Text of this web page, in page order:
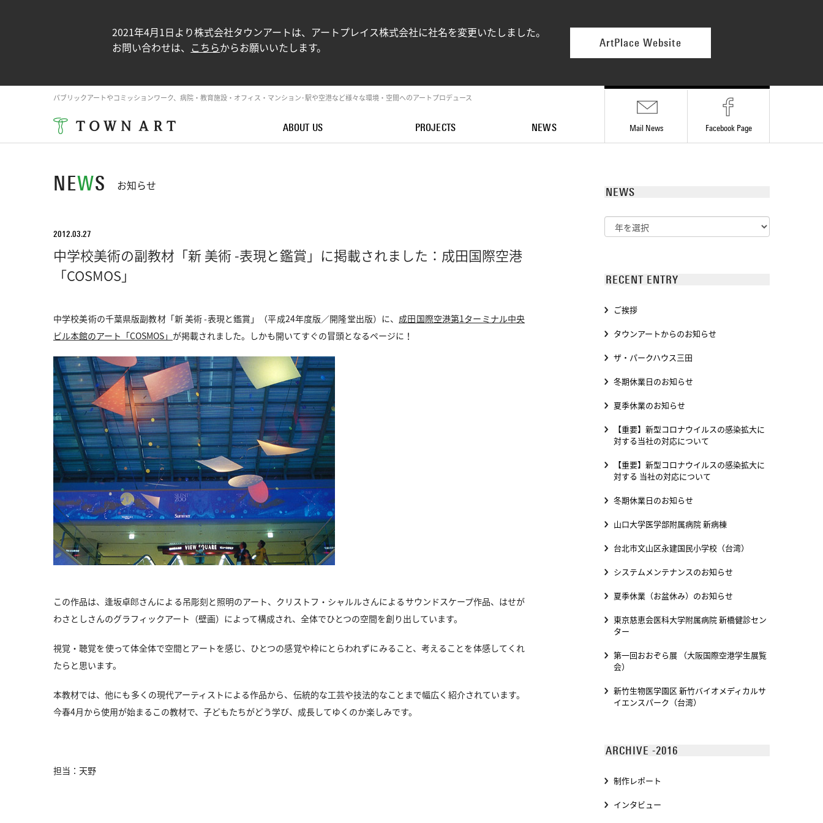
2021年4月1日より株式会社タウンアートは、アートプレイス株式会社に社名を変更いたしました。
お問い合わせは、 こちらからお願いいたします。 ArtPlace Website
Mail News FacebookPage
パブリックアートやコミッションワーク、病院・教育施設・オフィス・マンション･駅や空港など様々な環境・空間へのアートプロデュース
ABOUT US PROJECTS NEWS
NEWS お知らせ
2012.03.27
中学校美術の副教材「新 美術 -表現と鑑賞」に掲載されました：成田国際空港
「COSMOS」
中学校美術の千葉県版副教材「新 美術 -表現と鑑賞」（平成24年度版／開隆堂出版）に、 成田国際空港第1ターミナル中央
ビル本館のアート「COSMOS」 が掲載されました。しかも開いてすぐの冒頭となるページに！
この作品は、逢坂卓郎さんによる吊彫刻と照明のアート、クリストフ・シャルルさんによるサウンドスケープ作品、はせが
わさとしさんのグラフィックアート（壁画）によって構成され、全体でひとつの空間を創り出しています。
視覚・聴覚を使って体全体で空間とアートを感じ、ひとつの感覚や枠にとらわれずにみること、考えることを体感してくれ
たらと思います。
本教材では、他にも多くの現代アーティストによる作品から、伝統的な工芸や技法的なことまで幅広く紹介されています。
今春4月から使用が始まるこの教材で、子どもたちがどう学び、成長してゆくのか楽しみです。
担当：天野
NEWS
RECENT ENTRY
ご挨拶
タウンアートからのお知らせ
ザ・パークハウス三田
冬期休業日のお知らせ
夏季休業のお知らせ
【重要】新型コロナウイルスの感染拡大に
対する当社の対応について
【重要】新型コロナウイルスの感染拡大に
対する 当社の対応について
冬期休業日のお知らせ
山口大学医学部附属病院 新病棟
台北市文山区永建国民小学校（台湾）
システムメンテナンスのお知らせ
夏季休業（お盆休み）のお知らせ
東京慈恵会医科大学附属病院 新橋健診セン
ター
第一回おおぞら展 （大阪国際空港学生展覧
会）
新竹生物医学園区 新竹バイオメディカルサ
イエンスパーク（台湾）
ARCHIVE -2016
制作レポート
インタビュー